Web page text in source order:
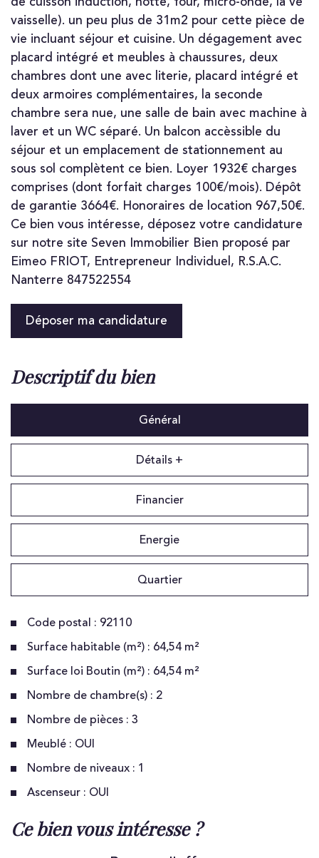
vaisselle). un peu plus de 31m2 pour cette pièce de
vie incluant séjour et cuisine. Un dégagement avec
placard intégré et meubles à chaussures, deux
chambres dont une avec literie, placard intégré et
deux armoires complémentaires, la seconde
chambre sera nue, une salle de bain avec machine à
laver et un WC séparé. Un balcon accèssible du
séjour et un emplacement de stationnement au
sous sol complètent ce bien. Loyer 1932€ charges
comprises (dont forfait charges 100€/mois). Dépôt
de garantie 3664€. Honoraires de location 967,50€.
Ce bien vous intéresse, déposez votre candidature
sur notre site Seven Immobilier Bien proposé par
Eimeo FRIOT, Entrepreneur Individuel, R.S.A.C.
Nanterre 847522554
Déposer ma candidature
descriptif du bien
Général
Détails +
Financier
Energie
Quartier
Code postal : 92110
Surface habitable (m²) : 64,54 m²
Surface loi Boutin (m²) : 64,54 m²
Nombre de chambre(s) : 2
Nombre de pièces : 3
Meublé : OUI
Nombre de niveaux : 1
Ascenseur : OUI
la ville de clichy (92110)
ce bien vous intéresse ?